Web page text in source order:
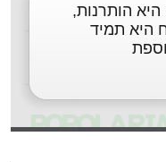
הותרנות,
היא תמיד